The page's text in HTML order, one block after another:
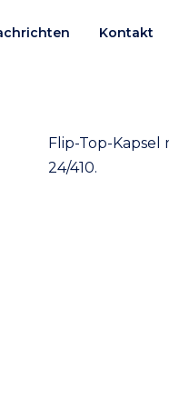
Kontakt
Flip-Top-Kapsel
24/410.